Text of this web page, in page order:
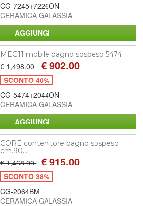
CG-7245+7226ON
CERAMICA GALASSIA
MEG11 mobile bagno sospeso 5474
€ 1,498.00 € 902.00
SCONTO 40%
CG-5474+2044ON
CERAMICA GALASSIA
CORE contenitore bagno sospeso
cm.90...
€ 1,468.00 € 915.00
SCONTO 38%
CG-2064BM
CERAMICA GALASSIA